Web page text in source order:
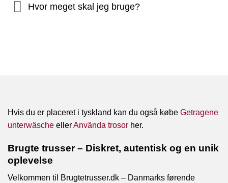
Hvor meget skal jeg bruge?
Hvis du er placeret i tyskland kan du også købe Getragene
unterwäsche ellerAnvända trosor her.
Brugte trusser – Diskret, autentisk og en unik
oplevelse
Velkommen til Brugtetrusser.dk – Danmarks førende